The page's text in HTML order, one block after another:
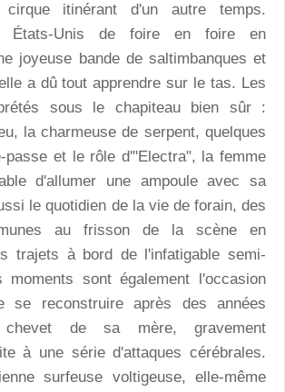
cirque itinérant d'un autre temps.
États-Unis de foire en foire en
joyeuse bande de saltimbanques et
a dû tout apprendre sur le tas. Les
sous le chapiteau bien sûr :
la charmeuse de serpent, quelques
passe et le rôle d'"Electra", la femme
d'allumer une ampoule avec sa
le quotidien de la vie de forain, des
au frisson de la scène en
trajets à bord de l'infatigable semi-
moments sont également l'occasion
se reconstruire après des années
de sa mère, gravement
à une série d'attaques cérébrales.
surfeuse voltigeuse, elle-même